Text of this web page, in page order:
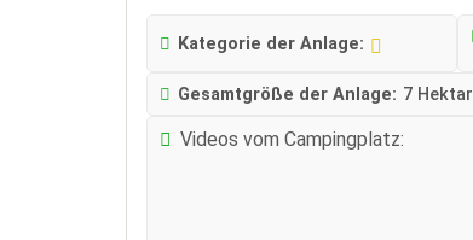
Kategorie der Anlage:
Gesamtgröße der Anlage: 7 Hektar
Videos vom Campingplatz: